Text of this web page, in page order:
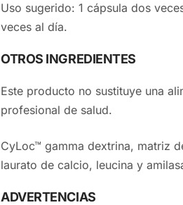
Uso sugerido: 1 cápsula dos
veces al día.
OTROS INGREDIENTES
Este producto no sustituye una
profesional de salud.
CyLoc™ gamma dextrina, matriz
laurato de calcio, leucina y
ADVERTENCIAS